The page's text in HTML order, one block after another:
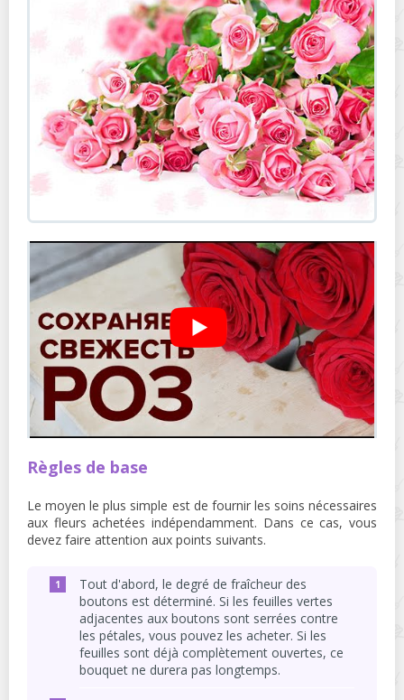
Règles de base
Le moyen le plus simple est de fournir les soins nécessaires
aux fleurs achetées indépendamment. Dans ce cas, vous
devez faire attention aux points suivants.
Tout d'abord, le degré de fraîcheur des
boutons est déterminé. Si les feuilles vertes
adjacentes aux boutons sont serrées contre
les pétales, vous pouvez les acheter. Si les
feuilles sont déjà complètement ouvertes, ce
bouquet ne durera pas longtemps.